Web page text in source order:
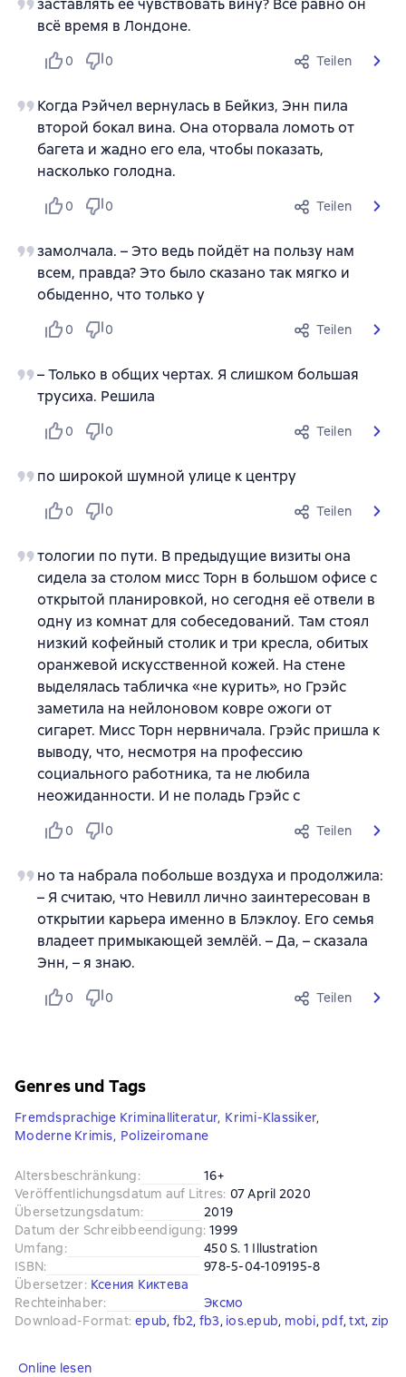
заставлять её чувствовать вину? Всё равно он
всё время в Лондоне.
0 0 Teilen
Когда Рэйчел вернулась в Бейкиз, Энн пила
второй бокал вина. Она оторвала ломоть от
багета и жадно его ела, чтобы показать,
насколько голодна.
0 0 Teilen
замолчала. – Это ведь пойдёт на пользу нам
всем, правда? Это было сказано так мягко и
обыденно, что только у
0 0 Teilen
– Только в общих чертах. Я слишком большая
трусиха. Решила
0 0 Teilen
по широкой шумной улице к центру
0 0 Teilen
тологии по пути. В предыдущие визиты она
сидела за столом мисс Торн в большом офисе с
открытой планировкой, но сегодня её отвели в
одну из комнат для собеседований. Там стоял
низкий кофейный столик и три кресла, обитых
оранжевой искусственной кожей. На стене
выделялась табличка «не курить», но Грэйс
заметила на нейлоновом ковре ожоги от
сигарет. Мисс Торн нервничала. Грэйс пришла к
выводу, что, несмотря на профессию
социального работника, та не любила
неожиданности. И не поладь Грэйс с
0 0 Teilen
но та набрала побольше воздуха и продолжила:
– Я считаю, что Невилл лично заинтересован в
открытии карьера именно в Блэклоу. Его семья
владеет примыкающей землёй. – Да, – сказала
Энн, – я знаю.
0 0 Teilen
Genres und Tags
Fremdsprachige Kriminalliteratur, Krimi-Klassiker,
Moderne Krimis, Polizeiromane
Altersbeschränkung:
16+
Veröffentlichungsdatum auf Litres: 07 April 2020
Übersetzungsdatum:
2019
Datum der Schreibbeendigung: 1999
Umfang:
450 S. 1 Illustration
ISBN:
978-5-04-109195-8
Übersetzer: Ксения Киктева
Rechteinhaber:
Эксмо
Download-Format: epub, fb2, fb3, ios.epub, mobi, pdf, txt, zip
Online lesen